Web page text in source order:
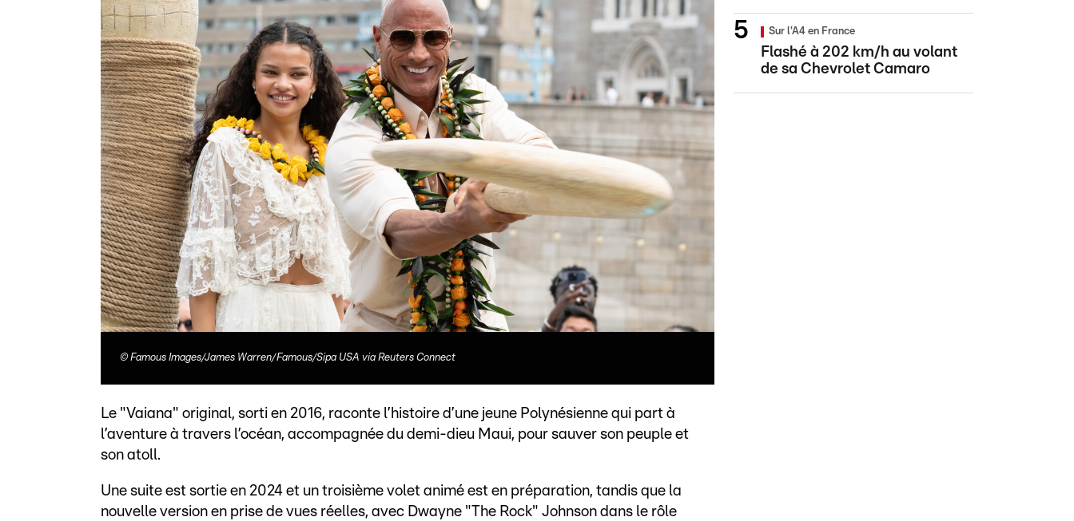
© Famous Images/James Warren/Famous/Sipa USA via Reuters Connect
Le "Vaiana" original, sorti en 2016, raconte l’histoire d’une jeune Polynésienne qui part à
l’aventure à travers l’océan, accompagnée du demi-dieu Maui, pour sauver son peuple et
son atoll.
Une suite est sortie en 2024 et un troisième volet animé est en préparation, tandis que la
nouvelle version en prise de vues réelles, avec Dwayne "The Rock" Johnson dans le rôle
Sur l'A4 en France
Flashé à 202 km/h au volant
de sa Chevrolet Camaro